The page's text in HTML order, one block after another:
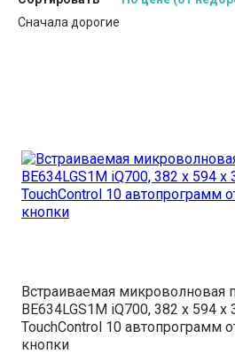
Сначала дорогие
Встраиваемая микроволновая
BE634LGS1M iQ700, 382 x 594 x
TouchControl 10 автопрограмм
кнопки